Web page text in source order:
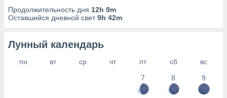
Продолжительность дня 12h 9m
Оставшийся дневной свет9h 42m
Лунный календарь
пн вт ср чт пт сб
вс
7
8 9